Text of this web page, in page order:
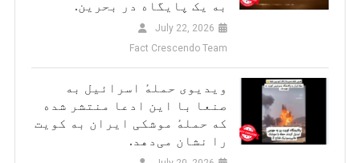
به یک پایگاه در بحرین.
July 22, 2026
Fact Crescendo Team
ویدیوی حملهٔ اسرائیل به
صنعا با این ادعا منتشر شده
که حملهٔ موشکی ایران به کویت
را نشان می‌دهد.